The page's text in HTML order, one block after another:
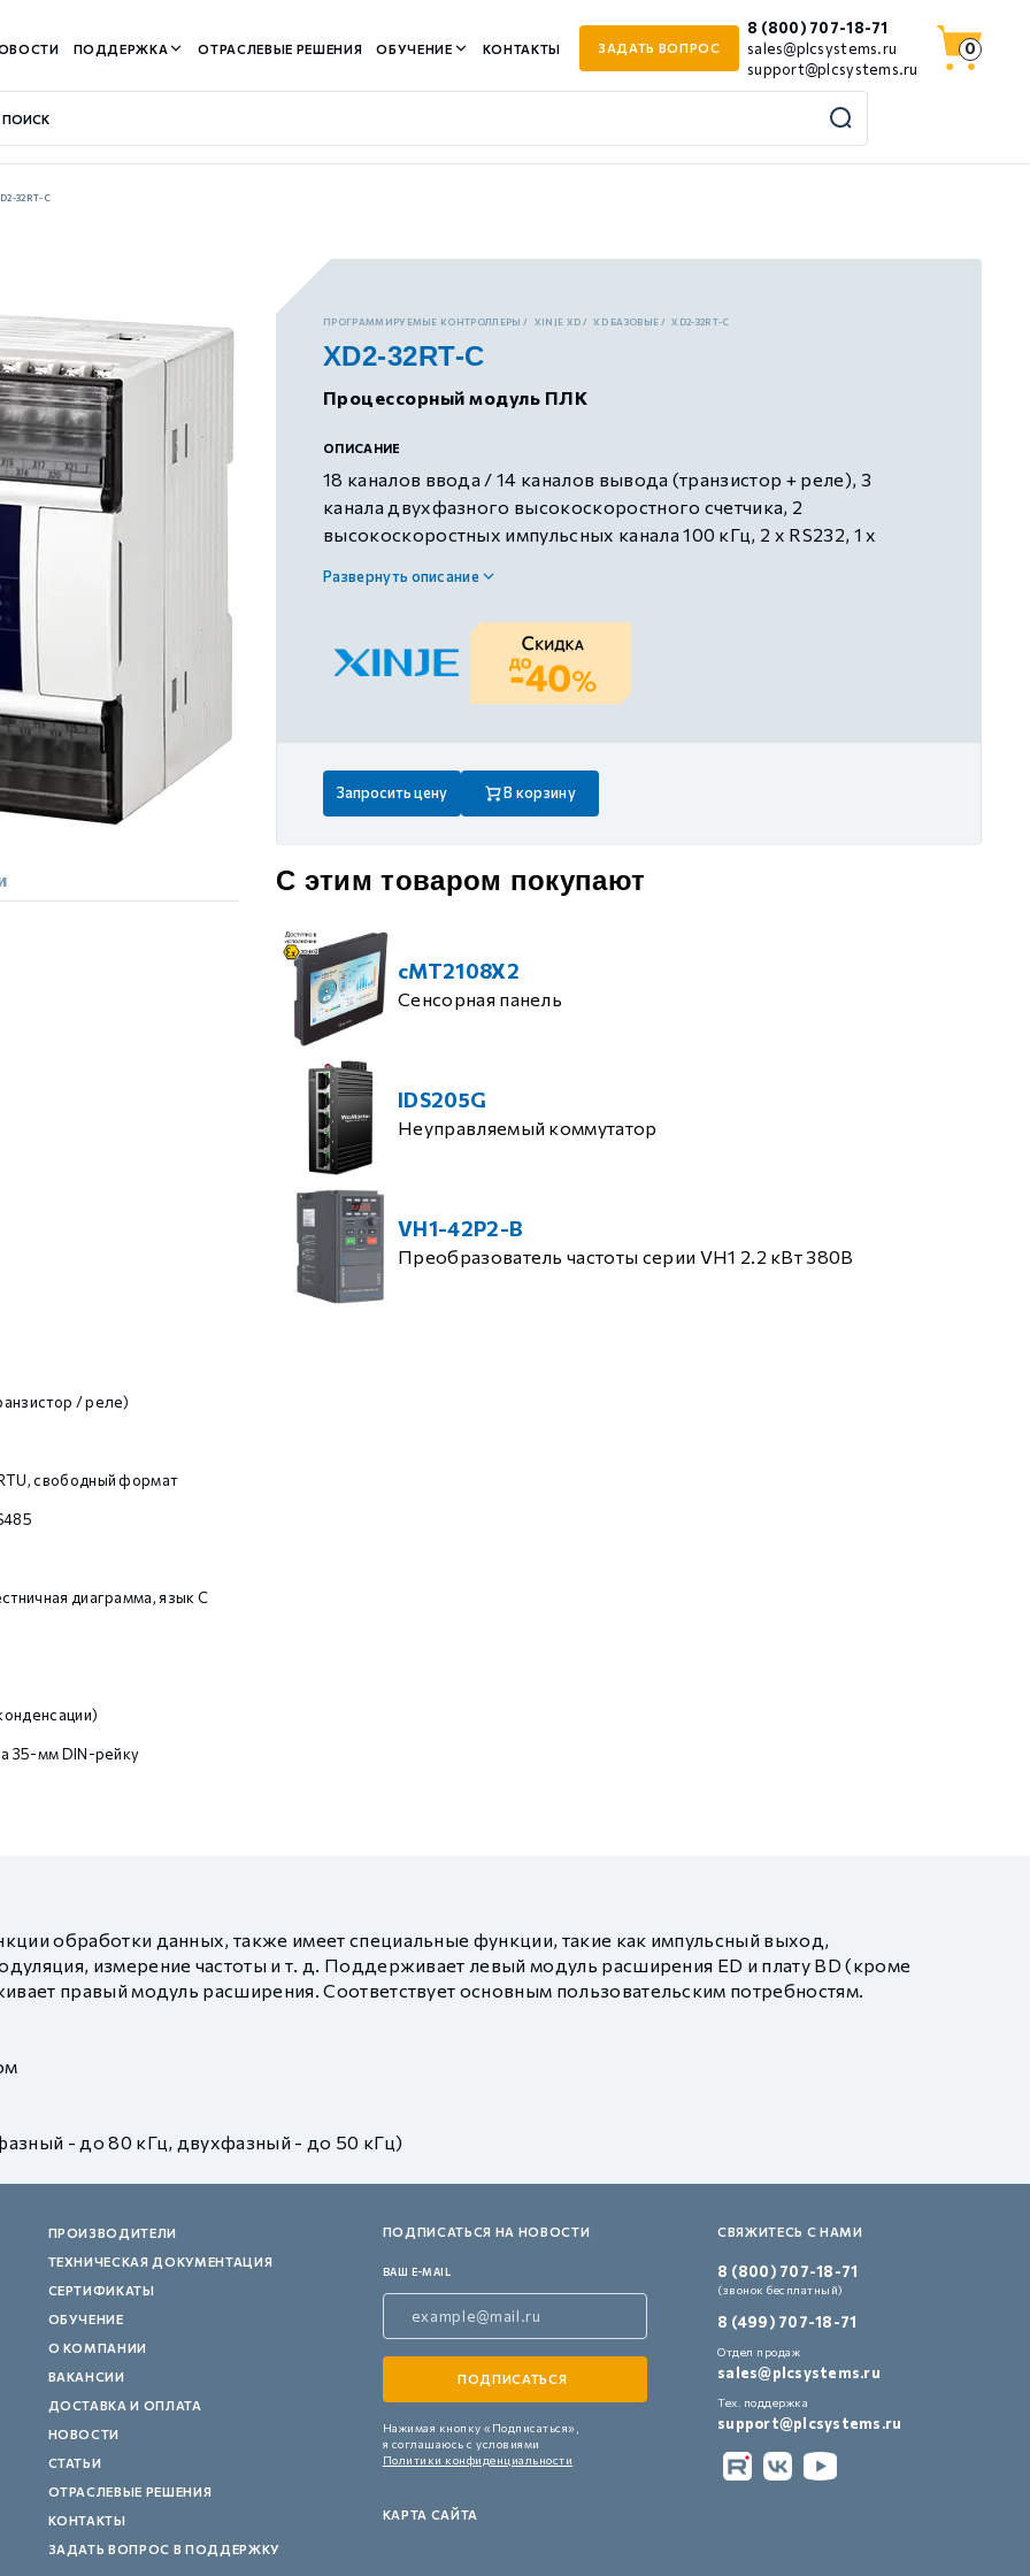
ПОДДЕРЖКА ОТРАСЛЕВЫЕ РЕШЕНИЯ ОБУЧЕНИЕ КОНТАКТЫ ЗАДАТЬ ВОПРОС
8 (800) 707-18-71
sales@plcsystems.ru
support@plcsystems.ru
0
32RT-C
ПРОГРАММИРУЕМЫЕ КОНТРОЛЛЕРЫ XINJE XD XD БАЗОВЫЕ XD2-32RT-C
XD2-32RT-C
Процессорный модуль ПЛК
ОПИСАНИЕ
18 каналов ввода / 14 каналов вывода (транзистор + реле), 3
канала двухфазного высокоскоростного счетчика, 2
высокоскоростных импульсных канала 100 кГц, 2 х RS232, 1 х
Развернуть описание
Запросить цену В корзину
/ реле)
свободный формат
диаграмма, язык С
35-мм DIN-рейку
С этим товаром покупают
cMT2108X2
Сенсорная панель
IDS205G
Неуправляемый коммутатор
VH1-42P2-B
Преобразователь частоты серии VH1 2.2 кВт 380В
обработки данных, также имеет специальные функции, такие как импульсный выход,
измерение частоты и т. д. Поддерживает левый модуль расширения ED и плату BD (кроме
правый модуль расширения. Соответствует основным пользовательским потребностям.
- до 80 кГц, двухфазный - до 50 кГц)
ПРОИЗВОДИТЕЛИ
ТЕХНИЧЕСКАЯ ДОКУМЕНТАЦИЯ
СЕРТИФИКАТЫ
ОБУЧЕНИЕ
О КОМПАНИИ
ВАКАНСИИ
ДОСТАВКА И ОПЛАТА
НОВОСТИ
СТАТЬИ
ОТРАСЛЕВЫЕ РЕШЕНИЯ
КОНТАКТЫ
ЗАДАТЬ ВОПРОС В ПОДДЕРЖКУ
ПОДПИСАТЬСЯ НА НОВОСТИ
ВАШ E-MAIL
Нажимая кнопку «Подписаться»,
я соглашаюсь с условиями
Политики конфиденциальности
КАРТА САЙТА
СВЯЖИТЕСЬ С НАМИ
8 (800) 707-18-71
(звонок бесплатный)
8 (499) 707-18-71
Отдел продаж
sales@plcsystems.ru
Тех. поддержка
support@plcsystems.ru
контуром)
с разомкнутым контуром)
контуром)